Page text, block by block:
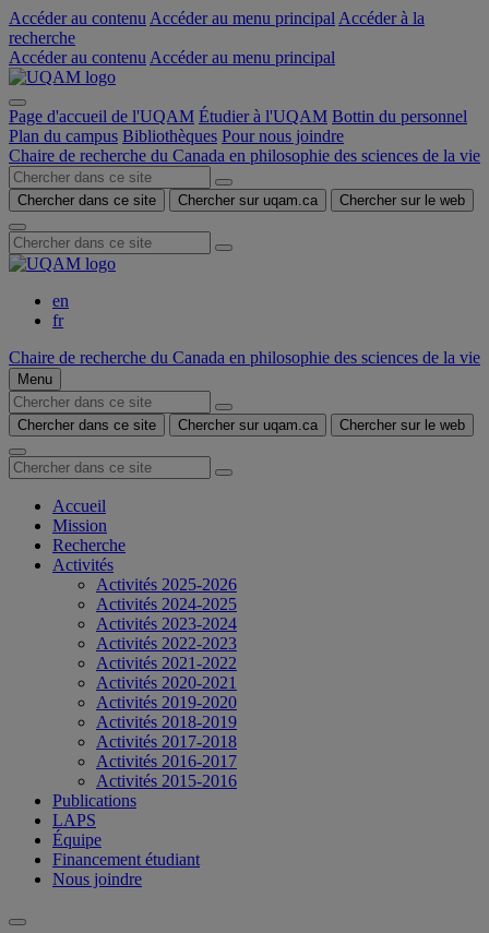
Accéder au contenu Accéder au menu principal Accéder à la
recherche
Accéder au contenu Accéder au menu principal
Page d'accueil de l'UQAM Étudier à l'UQAM Bottin du personnel
Plan du campus Bibliothèques Pour nous joindre
Chaire de recherche du Canada en philosophie des sciences de la vie
Chercher dans ce site Chercher sur uqam.ca Chercher sur le web
en
fr
Chaire de recherche du Canada en philosophie des sciences de la vie
Menu
Chercher dans ce site Chercher sur uqam.ca Chercher sur le web
Accueil
Mission
Recherche
Activités
Activités 2025-2026
Activités 2024-2025
Activités 2023-2024
Activités 2022-2023
Activités 2021-2022
Activités 2020-2021
Activités 2019-2020
Activités 2018-2019
Activités 2017-2018
Activités 2016-2017
Activités 2015-2016
Publications
LAPS
Équipe
Financement étudiant
Nous joindre